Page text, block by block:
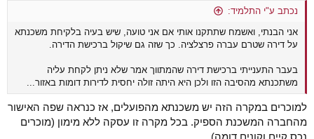
נכתב ע"י התלמיד:
אני הבנתי, ואשמח שתתקנו אותי אם אני טועה, שיש בעיה בלקיחת משכנתא
על דירה שטרם עברה פרצלציה. כך שזה גם שיקול ברכישת הדירה.
בעבר התענייתי ברכישת דירה שהמתווך אמר שלא ניתן לקחת עליה
משתכנתא מהסיבה הזו ולכן היא היתה זולה יחסית לדירות דומות באזור...
למוכרים במקרה הזה יש משכנתא מהפועלים, אז כנראה שפה האישור
מהחברה המשכנת הספיק. בכל מקרה זו עסקה ללא מימון (מוכרים
נכס קיים וקונים דומה)